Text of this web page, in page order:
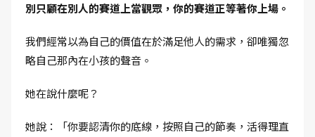
別只顧在別人的賽道上當觀眾，你的賽道正等著你上場。
我們經常以為自己的價值在於滿足他人的需求，卻唯獨忽
略自己那內在小孩的聲音。
她在說什麼呢？
她說：「你要認清你的底線，按照自己的節奏，活得理直